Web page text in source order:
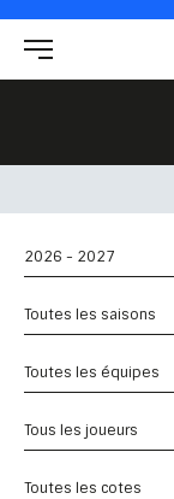
2026 - 2027
Toutes les saisons
Toutes les équipes
Tous les joueurs
Toutes les cotes